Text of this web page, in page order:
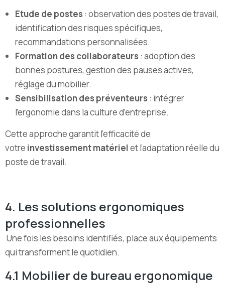
Etude de postes : observation des postes de travail,
identification des risques spécifiques,
recommandations personnalisées.
Formation des collaborateurs : adoption des
bonnes postures, gestion des pauses actives,
réglage du mobilier.
Sensibilisation des préventeurs : intégrer
l’ergonomie dans la culture d’entreprise.
Cette approche garantit l’efficacité de
votre investissement matérielet l’adaptation réelle du
poste de travail.
4. Les solutions ergonomiques
professionnelles
Une fois les besoins identifiés, place aux équipements
qui transforment le quotidien.
4.1 Mobilier de bureau ergonomique